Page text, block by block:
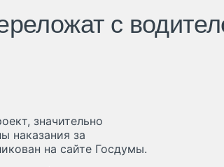
с
значительно
наказания за
на сайте Госдумы.